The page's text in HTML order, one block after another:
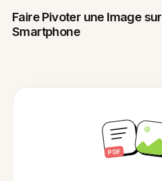
Faire Pivoter une Image sur
Smartphone